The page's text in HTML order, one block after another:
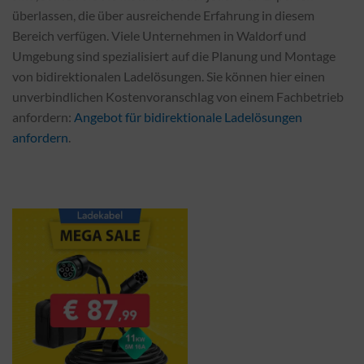
überlassen, die über ausreichende Erfahrung in diesem
Bereich verfügen. Viele Unternehmen in Waldorf und
Umgebung sind spezialisiert auf die Planung und Montage
von bidirektionalen Ladelösungen. Sie können hier einen
unverbindlichen Kostenvoranschlag von einem Fachbetrieb
anfordern: Angebot für bidirektionale Ladelösungen
anfordern.